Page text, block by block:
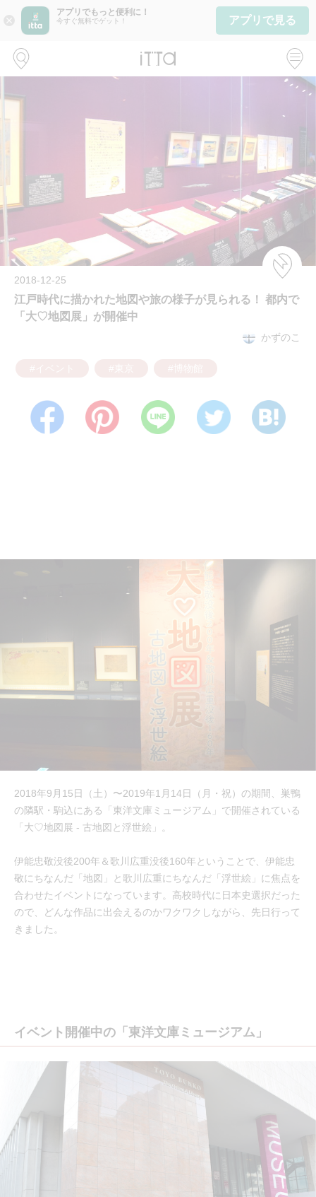
close
アプリでもっと便利に！
今すぐ無料でゲット！ アプリで見る
2018-12-25
江戸時代に描かれた地図や旅の様子が見られる！ 都内で
「大♡地図展」が開催中
かずのこ
2018年9月15日（土）〜2019年1月14日（月・祝）の期間、巣鴨
の隣駅・駒込にある「東洋文庫ミュージアム」で開催されている
「大♡地図展 - 古地図と浮世絵」。
伊能忠敬没後200年＆歌川広重没後160年ということで、伊能忠
敬にちなんだ「地図」と歌川広重にちなんだ「浮世絵」に焦点を
合わせたイベントになっています。高校時代に日本史選択だった
ので、どんな作品に出会えるのかワクワクしながら、先日行って
きました。
イベント開催中の「東洋文庫ミュージアム」